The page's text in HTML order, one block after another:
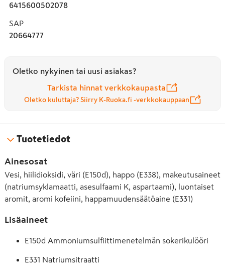
6415600502078
SAP
20664777
Oletko nykyinen tai uusi asiakas?
Tarkista hinnat verkkokaupasta
Oletko kuluttaja? Siirry K-Ruoka.fi -verkkokauppaan
Tuotetiedot
Ainesosat
Vesi, hiilidioksidi, väri (E150d), happo (E338), makeutusaineet
(natriumsyklamaatti, asesulfaami K, aspartaami), luontaiset
aromit, aromi kofeiini, happamuudensäätöaine (E331)
Lisäaineet
E150d Ammoniumsulfiittimenetelmän sokerikulööri
E331 Natriumsitraatti